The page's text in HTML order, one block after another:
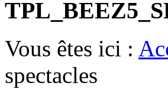
Vous êtes ici :
spectacles